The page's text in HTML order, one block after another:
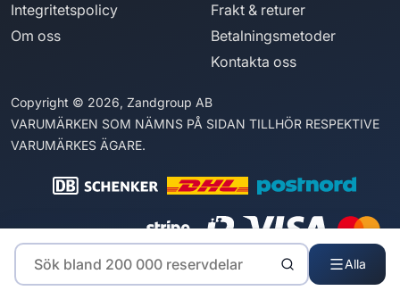
Alla
Integritetspolicy
Om oss
Frakt & returer
Betalningsmetoder
Kontakta oss
Copyright © 2026, Zandgroup AB
VARUMÄRKEN SOM NÄMNS PÅ SIDAN TILLHÖR RESPEKTIVE
VARUMÄRKES ÄGARE.